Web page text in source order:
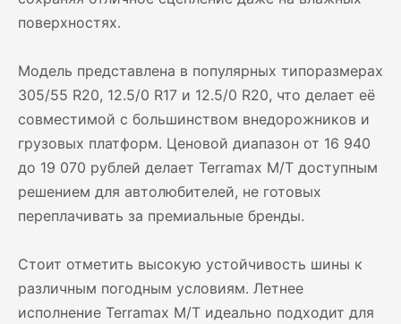
поверхностях.
Модель представлена в популярных типоразмерах
305/55 R20, 12.5/0 R17 и 12.5/0 R20, что делает её
совместимой с большинством внедорожников и
грузовых платформ. Ценовой диапазон от 16 940
до 19 070 рублей делает Terramax M/T доступным
решением для автолюбителей, не готовых
переплачивать за премиальные бренды.
Стоит отметить высокую устойчивость шины к
различным погодным условиям. Летнее
исполнение Terramax M/T идеально подходит для